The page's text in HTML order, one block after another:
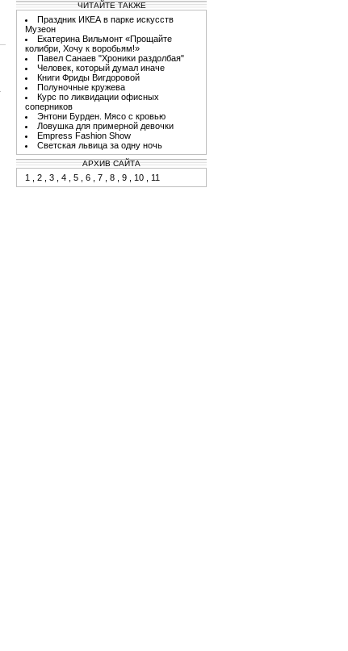
ЧИТАЙТЕ ТАКЖЕ
Праздник ИКЕА в парке искусств
Музеон
Екатерина Вильмонт «Прощайте
колибри, Хочу к воробьям!»
Павел Санаев "Хроники раздолбая"
Человек, который думал иначе
Книги Фриды Вигдоровой
Полуночные кружева
Курс по ликвидации офисных
соперников
Энтони Бурден. Мясо с кровью
Ловушка для примерной девочки
Empress Fashion Show
Светская львица за одну ночь
АРХИВ САЙТА
1 2 3 4 5 6 7 8 9 10 11